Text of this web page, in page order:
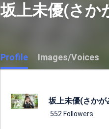
坂上未優(さか
Profile Images/Voices
坂上未優(さかが
552 Followers